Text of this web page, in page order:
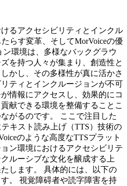
るアクセシビリティとインクル
らす変革、そしてMorVoiceの優
環境は、多様なバックグラウ
を持つ人々が集まり、創造性と
かし、その多様性が真に活かさ
ティとインクルージョンが不可
情報にアクセスし、効果的にコ
献できる環境を整備することこ
がるのです。 ここで注目した
キスト読み上げ（TTS）技術の
のような高度なTTSプラット
ン環境におけるアクセシビリテ
ルーシブな文化を醸成する上
します。 具体的には、以下の
。 視覚障碍者や読字障害を持